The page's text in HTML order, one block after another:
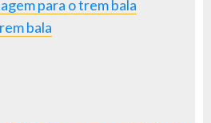
para o trem bala
bala